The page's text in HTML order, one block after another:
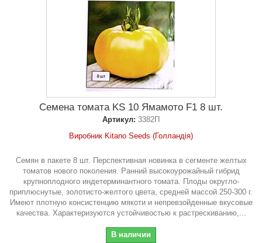
Семена томата KS 10 Ямамото F1 8 шт.
Артикул: 3382П
Виробник Kitano Seeds (Голландія)
Семян в пакете 8 шт. Перспективная новинка в сегменте желтых
томатов нового поколения. Ранний высокоурожайный гибрид
крупноплодного индетерминантного томата. Плоды округло-
приплюснутые, золотисто-желтого цвета, средней массой 250-300 г.
Имеют плотную консистенцию мякоти и непревзойденные вкусовые
качества. Характеризуются устойчивостью к растрескиванию,...
В наличии